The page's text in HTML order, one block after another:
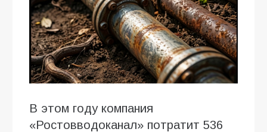
В этом году компания
«Ростовводоканал» потратит 536